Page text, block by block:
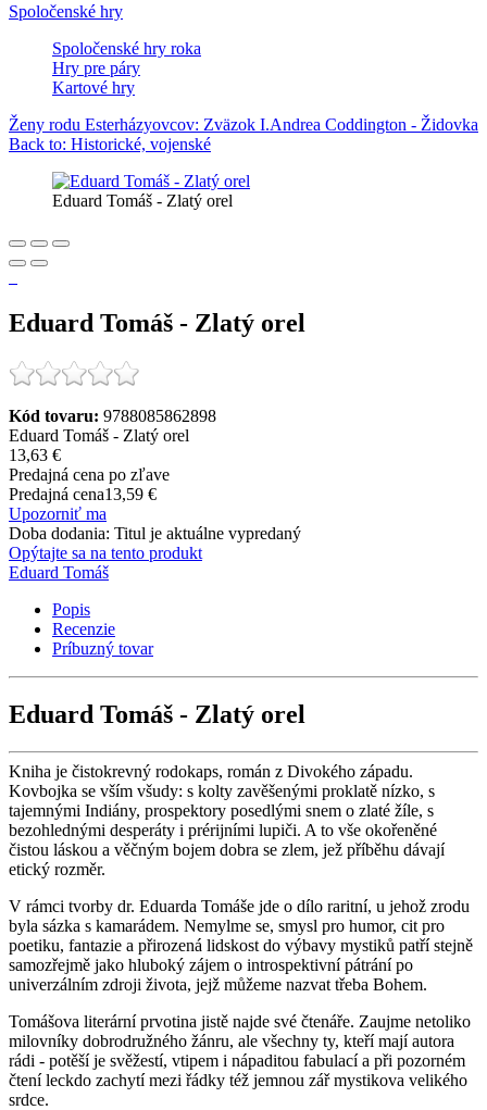
Spoločenské hry
Spoločenské hry roka
Hry pre páry
Kartové hry
Ženy rodu Esterházyovcov: Zväzok I.Andrea Coddington - Židovka
Back to: Historické, vojenské
Eduard Tomáš - Zlatý orel
Eduard Tomáš - Zlatý orel
Kód tovaru: 9788085862898
Eduard Tomáš - Zlatý orel
13,63 €
Predajná cena po zľave
Predajná cena13,59 €
Upozorniť ma
Doba dodania: Titul je aktuálne vypredaný
Opýtajte sa na tento produkt
Eduard Tomáš
Popis
Recenzie
Príbuzný tovar
Eduard Tomáš - Zlatý orel
Kniha je čistokrevný rodokaps, román z Divokého západu.
Kovbojka se vším všudy: s kolty zavěšenými proklatě nízko, s
tajemnými Indiány, prospektory posedlými snem o zlaté žíle, s
bezohlednými desperáty i prérijními lupiči. A to vše okořeněné
čistou láskou a věčným bojem dobra se zlem, jež příběhu dávají
etický rozměr.
V rámci tvorby dr. Eduarda Tomáše jde o dílo raritní, u jehož zrodu
byla sázka s kamarádem. Nemylme se, smysl pro humor, cit pro
poetiku, fantazie a přirozená lidskost do výbavy mystiků patří stejně
samozřejmě jako hluboký zájem o introspektivní pátrání po
univerzálním zdroji života, jejž můžeme nazvat třeba Bohem.
Tomášova literární prvotina jistě najde své čtenáře. Zaujme netoliko
milovníky dobrodružného žánru, ale všechny ty, kteří mají autora
rádi - potěší je svěžestí, vtipem i nápaditou fabulací a při pozorném
čtení leckdo zachytí mezi řádky též jemnou zář mystikova velikého
srdce.